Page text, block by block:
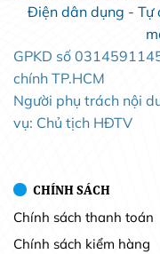
Điện dân dụng - Tự
GPKD số
chính TP.HCM
Người phụ trách nội
vụ: Chủ tịch HĐTV
CHÍNH SÁCH
Chính sách thanh toán
Chính sách kiểm hàng